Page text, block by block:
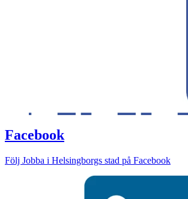
Facebook
Följ Jobba i Helsingborgs stad på Facebook